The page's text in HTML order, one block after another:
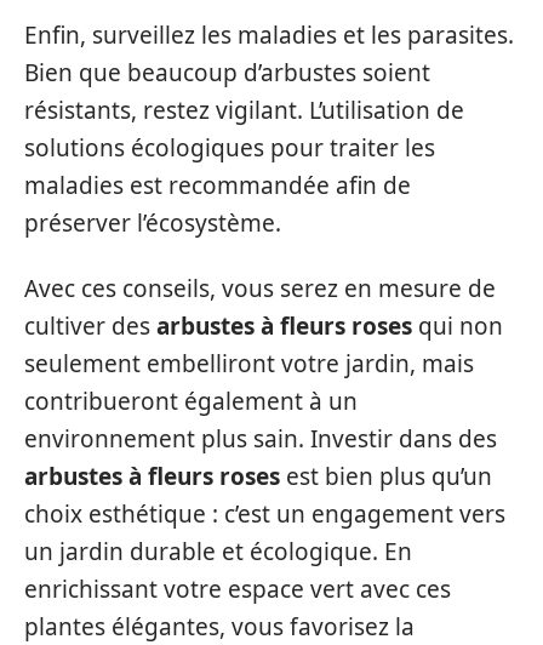
Enfin, surveillez les maladies et les parasites.
Bien que beaucoup d’arbustes soient
résistants, restez vigilant. L’utilisation de
solutions écologiques pour traiter les
maladies est recommandée afin de
préserver l’écosystème.
Avec ces conseils, vous serez en mesure de
cultiver desarbustes à fleurs roses qui non
seulement embelliront votre jardin, mais
contribueront également à un
environnement plus sain. Investir dans des
arbustes à fleurs roses est bien plus qu’un
choix esthétique : c’est un engagement vers
un jardin durable et écologique. En
enrichissant votre espace vert avec ces
plantes élégantes, vous favorisez la